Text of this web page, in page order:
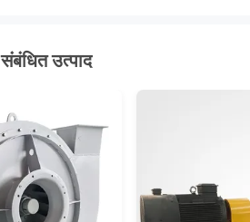
संबंधित उत्पाद